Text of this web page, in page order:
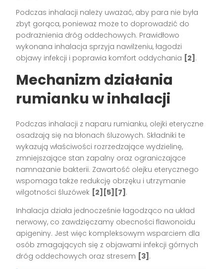
Podczas inhalacji należy uważać, aby para nie była
zbyt gorąca, ponieważ może to doprowadzić do
podrażnienia dróg oddechowych. Prawidłowo
wykonana inhalacja sprzyja nawilżeniu, łagodzi
objawy infekcji i poprawia komfort oddychania [2] .
Mechanizm działania
rumianku w inhalacji
Podczas inhalacji z naparu rumianku, olejki eteryczne
osadzają się na błonach śluzowych. Składniki te
wykazują właściwości rozrzedzające wydzielinę,
zmniejszające stan zapalny oraz ograniczające
namnażanie bakterii. Zawartość olejku eterycznego
wspomaga także redukcję obrzęku i utrzymanie
wilgotności śluzówek [2][5][7] .
Inhalacja działa jednocześnie łagodząco na układ
nerwowy, co zawdzięczamy obecności flawonoidu
apigeniny. Jest więc kompleksowym wsparciem dla
osób zmagających się z objawami infekcji górnych
dróg oddechowych oraz stresem [3] .